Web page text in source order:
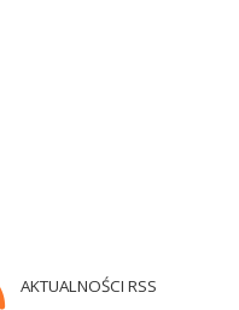
AKTUALNOŚCI RSS